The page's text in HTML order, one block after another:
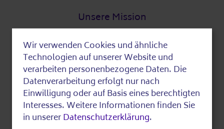
Unsere Mission
Über die AWO
Digitalstrategie
DigitalPakt Alter
Leichte Sprache
Use
of
personal
data
Wir verwenden Cookies und ähnliche
Technologien auf unserer Website und
verarbeiten personenbezogene Daten. Die
Datenverarbeitung erfolgt nur nach
Einwilligung oder auf Basis eines berechtigten
Interesses. Weitere Informationen finden Sie
in unsererDatenschutzerklärung.